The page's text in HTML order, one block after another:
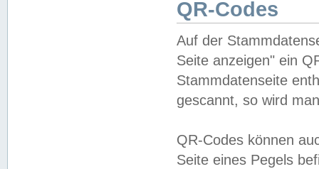
QR-Codes
Auf der
Seite anzeigen" ein
Stammdatenseite
gescannt, so wird
QR-Codes können
Seite eines Pegels